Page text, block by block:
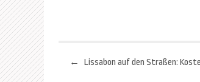
Beitragsnavigation
←